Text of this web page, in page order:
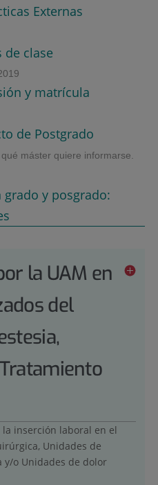
Externas
de clase
y matrícula
de Postgrado
máster quiere informarse.
grado y posgrado:
la UAM en
del
inserción laboral en el
Unidades de
y/o Unidades de dolor